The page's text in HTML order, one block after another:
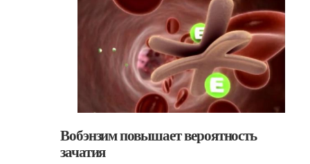
Вобэнзим повышает вероятность
зачатия